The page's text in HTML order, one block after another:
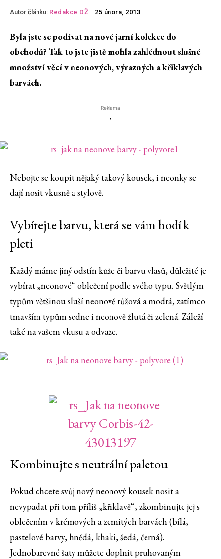
Autor článku: Redakce DŽ 25 února, 2013
Byla jste se podívat na nové jarní kolekce do
obchodů? Tak to jste jistě mohla zahlédnout slušné
množství věcí v neonových, výrazných a křiklavých
barvách.
Reklama
'
Nebojte se koupit nějaký takový kousek, i neonky se
dají nosit vkusně a stylově.
Vybírejte barvu, která se vám hodí k
pleti
Každý máme jiný odstín kůže či barvu vlasů, důležité je
vybírat „neonové“ oblečení podle svého typu. Světlým
typům většinou sluší neonově růžová a modrá, zatímco
tmavším typům sedne i neonově žlutá či zelená. Záleží
také na vašem vkusu a odvaze.
Kombinujte s neutrální paletou
Pokud chcete svůj nový neonový kousek nosit a
nevypadat při tom příliš „křiklavě“, zkombinujte jej s
oblečením v krémových a zemitých barvách (bílá,
pastelové barvy, hnědá, khaki, šedá, černá).
Jednobarevné šaty můžete doplnit pruhovaným